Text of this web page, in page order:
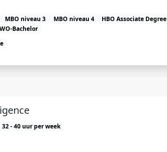
MBO niveau 3 MBO niveau 4
HBO Associate Degree
WO-Bachelor
32 - 40 uur per week